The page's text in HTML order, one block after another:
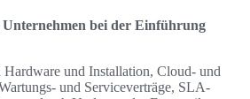
Unternehmen bei der Einführung
Hardware und Installation, Cloud- und
und Serviceverträge, SLA-